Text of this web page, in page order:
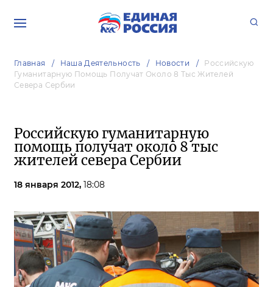
Главная Наша Деятельность Новости
Российскую
Гуманитарную Помощь Получат Около 8 Тыс Жителей
Севера Сербии
Российскую гуманитарную
помощь получат около 8 тыс
жителей севера Сербии
18 января 2012, 18:08